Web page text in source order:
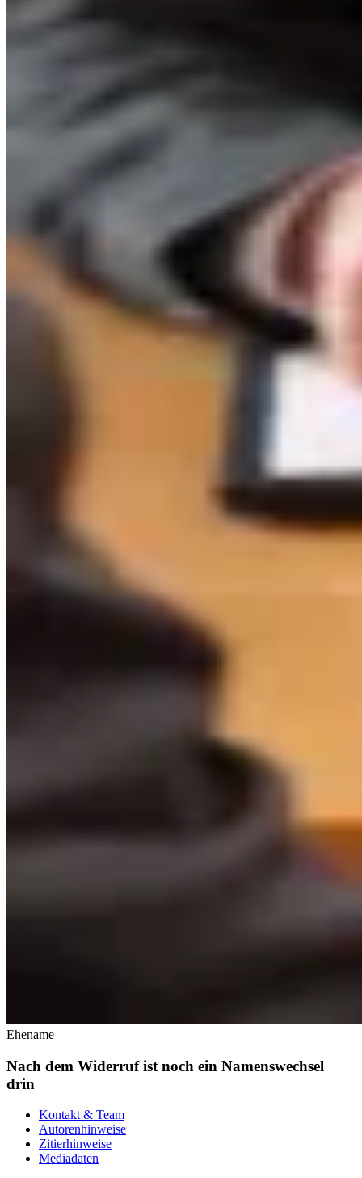
Ehename
Nach dem Widerruf ist noch ein Namenswechsel
drin
Kontakt & Team
Autorenhinweise
Zitierhinweise
Mediadaten